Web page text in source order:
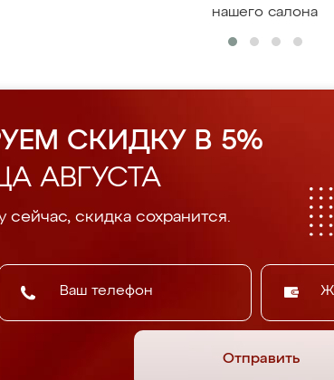
нашего салона
СКИДКУ В 5%
АВГУСТА
сейчас, скидка сохранится.
Отправить